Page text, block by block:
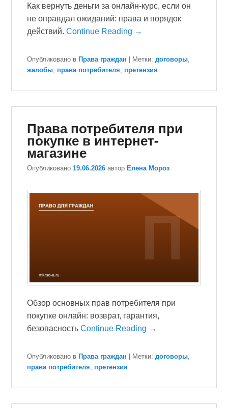
Как вернуть деньги за онлайн-курс, если он
не оправдал ожиданий: права и порядок
действий.Continue Reading →
Опубликовано в Права граждан Метки: договоры,
жалобы, права потребителя, претензия
Права потребителя при
покупке в интернет-
магазине
Опубликовано19.06.2026 автор Елена Мороз
Обзор основных прав потребителя при
покупке онлайн: возврат, гарантия,
безопасностьContinue Reading →
Опубликовано в Права граждан Метки: договоры,
права потребителя, претензия